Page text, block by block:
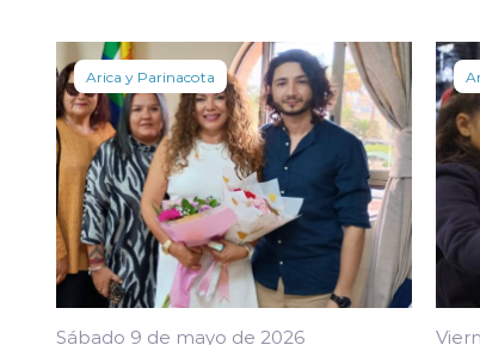
Arica y Parinacota
Sábado 9 de mayo de 2026